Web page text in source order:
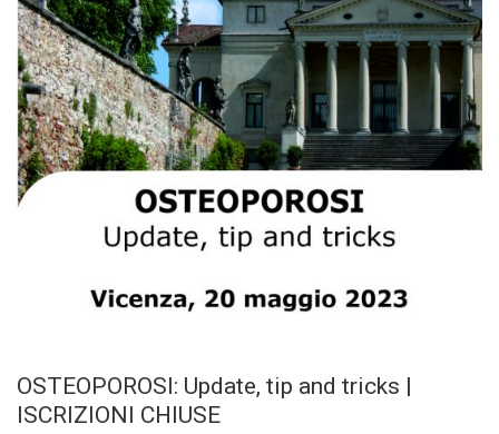
OSTEOPOROSI: Update, tip and tricks |
ISCRIZIONI CHIUSE